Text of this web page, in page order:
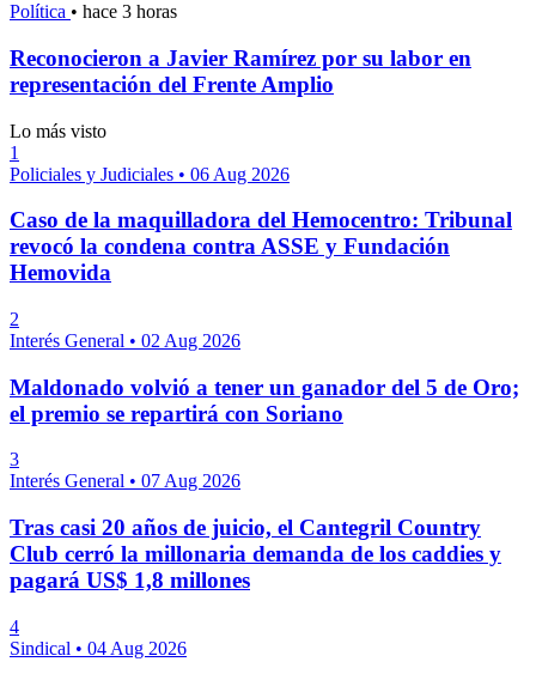
Política • hace 3 horas
Reconocieron a Javier Ramírez por su labor en
representación del Frente Amplio
Lo más visto
1
Policiales y Judiciales • 06 Aug 2026
Caso de la maquilladora del Hemocentro: Tribunal
revocó la condena contra ASSE y Fundación
Hemovida
2
Interés General • 02 Aug 2026
Maldonado volvió a tener un ganador del 5 de Oro;
el premio se repartirá con Soriano
3
Interés General • 07 Aug 2026
Tras casi 20 años de juicio, el Cantegril Country
Club cerró la millonaria demanda de los caddies y
pagará US$ 1,8 millones
4
Sindical • 04 Aug 2026